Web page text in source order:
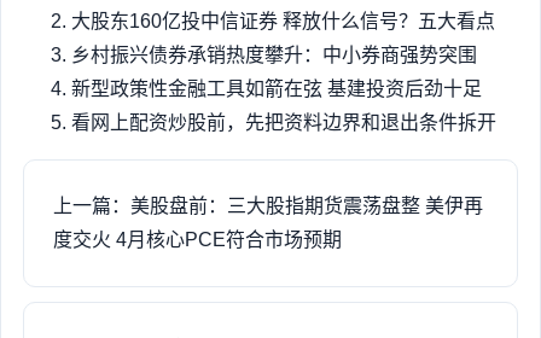
大股东160亿投中信证券 释放什么信号？五大看点
乡村振兴债券承销热度攀升：中小券商强势突围
新型政策性金融工具如箭在弦 基建投资后劲十足
看网上配资炒股前，先把资料边界和退出条件拆开
上一篇：美股盘前：三大股指期货震荡盘整 美伊再
度交火 4月核心PCE符合市场预期